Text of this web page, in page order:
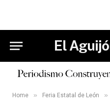
El
Home » Feria Estatal de León »